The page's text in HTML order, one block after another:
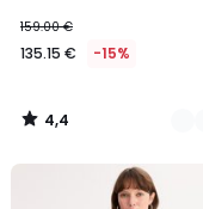
159.00 €
135.15 € -15%
4,4
/